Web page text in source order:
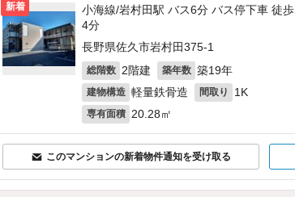
新着
小海線/岩村田駅 バス6分 バス停下車 徒歩
4分
長野県佐久市岩村田375‐1
総階数 2階建 築年数 築19年
建物構造 軽量鉄骨造 間取り 1K
専有面積 20.28㎡
このマンションの新着物件通知を受け取る